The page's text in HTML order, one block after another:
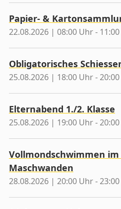
Papier- &
22.08.2026 | 08:00 Uhr -
Obligatorisches
25.08.2026 | 18:00 Uhr -
Elternabend 1./2. Klasse
25.08.2026 | 19:00 Uhr -
Vollmondschwimmen
Maschwanden
28.08.2026 | 20:00 Uhr -